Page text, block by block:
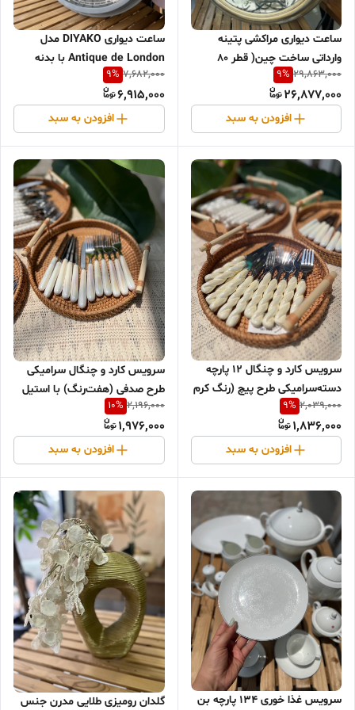
ساعت دیواری مراکشی پتینه
وارداتی ساخت چین( قطر ۸۰
سانت)
29,863,000
9%
26,877,000
افزودن به سبد
ساعت دیواری DIYAKO مدل
Antique de London با بدنه
چوبی و اعداد فلزی
7,682,000
9%
6,915,000
افزودن به سبد
سرویس کارد و چنگال ۱۲ پارچه
دسته‌سرامیکی طرح پیچ (رنگ کرم
کرومی)
2,039,000
9%
1,836,000
افزودن به سبد
سرویس کارد و چنگال سرامیکی
طرح صدفی (هفت‌رنگ) با استیل
۶ نفره
2,196,000
10%
1,976,000
افزودن به سبد
سرویس غذا خوری ۱۳۴ پارچه بن
گلدان رومیزی طلایی مدرن جنس